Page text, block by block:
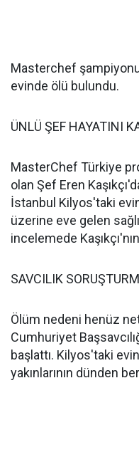
Masterchef
evinde ölü bulundu.
ÜNLÜ ŞEF HAYATINI
MasterChef Türkiye
olan Şef Eren
İstanbul Kilyos'taki
üzerine eve gelen
incelemede
SAVCILIK
Ölüm nedeni henüz
Cumhuriyet
başlattı. Kilyos'taki
yakınlarının dünden